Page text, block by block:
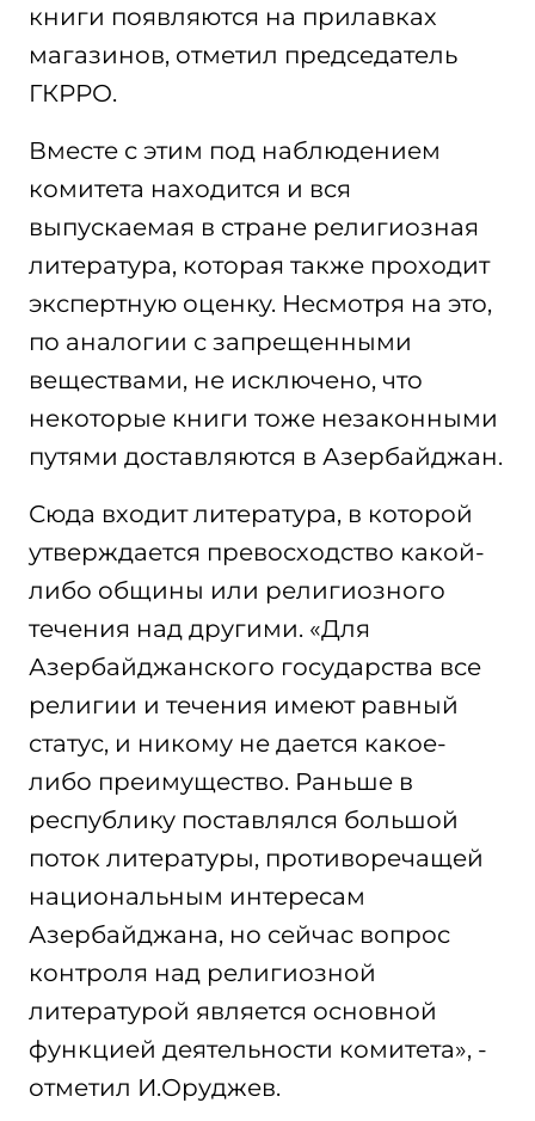
книги появляются на прилавках
магазинов, отметил председатель
ГКРРО.
Вместе с этим под наблюдением
комитета находится и вся
выпускаемая в стране религиозная
литература, которая также проходит
экспертную оценку. Несмотря на это,
по аналогии с запрещенными
веществами, не исключено, что
некоторые книги тоже незаконными
путями доставляются в Азербайджан.
Сюда входит литература, в которой
утверждается превосходство какой-
либо общины или религиозного
течения над другими. «Для
Азербайджанского государства все
религии и течения имеют равный
статус, и никому не дается какое-
либо преимущество. Раньше в
республику поставлялся большой
поток литературы, противоречащей
национальным интересам
Азербайджана, но сейчас вопрос
контроля над религиозной
литературой является основной
функцией деятельности комитета», -
отметил И.Оруджев.